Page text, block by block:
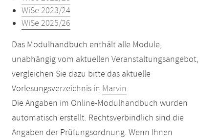
WiSe 2023/24
WiSe 2025/26
Das Modulhandbuch enthält alle Module,
unabhängig vom aktuellen Veranstaltungsangebot,
vergleichen Sie dazu bitte das aktuelle
Vorlesungsverzeichnis in Marvin.
Die Angaben im Online-Modulhandbuch wurden
automatisch erstellt. Rechtsverbindlich sind die
Angaben der Prüfungsordnung. Wenn Ihnen